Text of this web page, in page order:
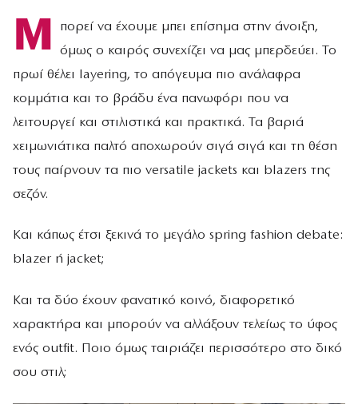
Μ
πορεί να έχουμε μπει επίσημα στην άνοιξη,
όμως ο καιρός συνεχίζει να μας μπερδεύει. Το
πρωί θέλει layering, το απόγευμα πιο ανάλαφρα
κομμάτια και το βράδυ ένα πανωφόρι που να
λειτουργεί και στιλιστικά και πρακτικά. Τα βαριά
χειμωνιάτικα παλτό αποχωρούν σιγά σιγά και τη θέση
τους παίρνουν τα πιο versatile jackets και blazers της
σεζόν.
Και κάπως έτσι ξεκινά το μεγάλο spring fashion debate:
blazer ή jacket;
Και τα δύο έχουν φανατικό κοινό, διαφορετικό
χαρακτήρα και μπορούν να αλλάξουν τελείως το ύφος
ενός outfit. Ποιο όμως ταιριάζει περισσότερο στο δικό
σου στιλ;